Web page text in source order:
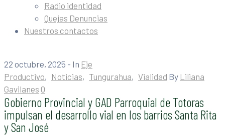
Radio identidad
Quejas Denuncias
Nuestros contactos
22 octubre, 2025 - In Eje
Productivo‚ Noticias‚ Tungurahua‚ Vialidad By Liliana
Gavilanes 0
Gobierno Provincial y GAD Parroquial de Totoras
impulsan el desarrollo vial en los barrios Santa Rita
y San José